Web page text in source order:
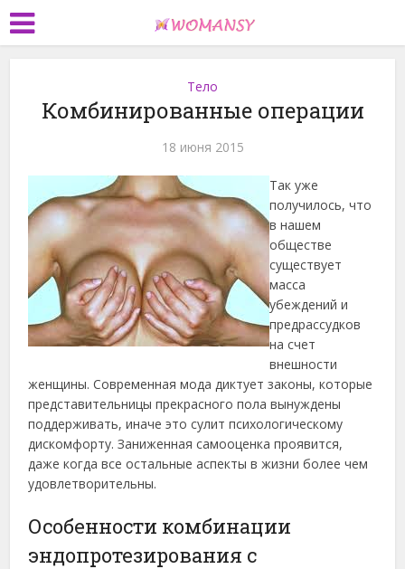
Тело
Комбинированные операции
18 июня 2015
Так уже
получилось, что
в нашем
обществе
существует
масса
убеждений и
предрассудков
на счет
внешности
женщины. Современная мода диктует законы, которые
представительницы прекрасного пола вынуждены
поддерживать, иначе это сулит психологическому
дискомфорту. Заниженная самооценка проявится,
даже когда все остальные аспекты в жизни более чем
удовлетворительны.
Особенности комбинации
эндопротезирования с